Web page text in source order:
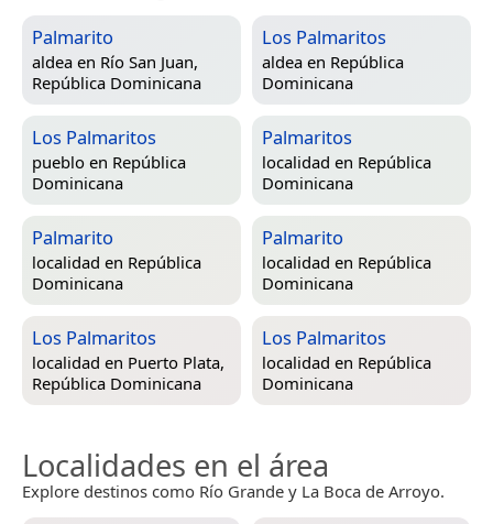
Palmarito
aldea en Río San Juan,
República Dominicana
Los Palmaritos
aldea en República
Dominicana
Los Palmaritos
pueblo en República
Dominicana
Palmaritos
localidad en República
Dominicana
Palmarito
localidad en República
Dominicana
Palmarito
localidad en República
Dominicana
Los Palmaritos
localidad en Puerto Plata,
República Dominicana
Los Palmaritos
localidad en República
Dominicana
Localidades en el área
Explore destinos como Río Grande y La Boca de Arroyo.